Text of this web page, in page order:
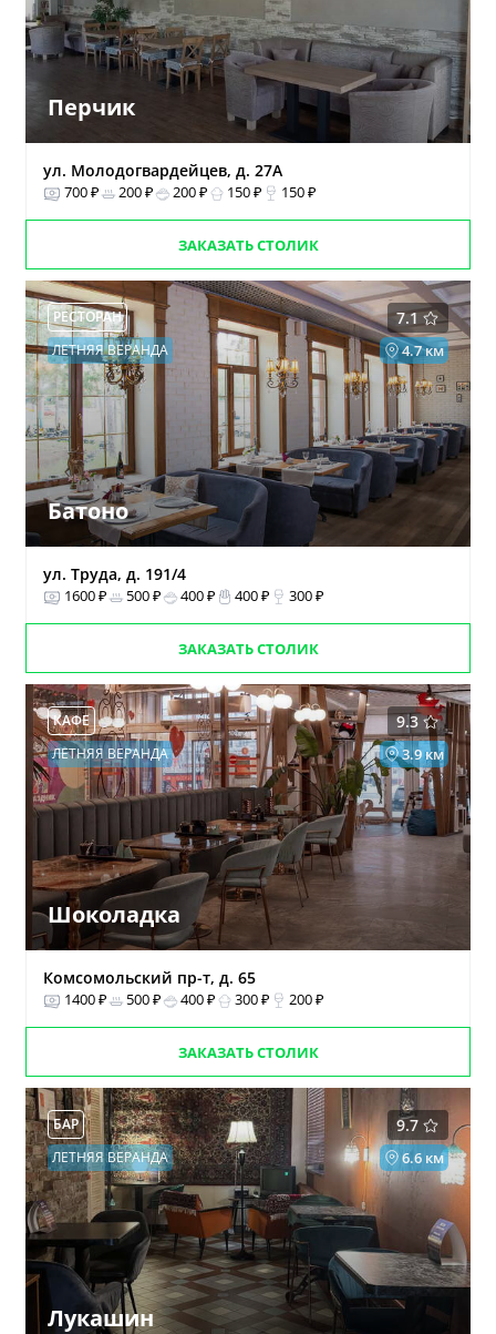
Перчик
ул. Молодогвардейцев, д. 27А
700 ₽ 200 ₽ 200 ₽ 150 ₽ 150 ₽
ЗАКАЗАТЬ СТОЛИК
7.1
РЕСТОРАН
4.7 км
ЛЕТНЯЯ ВЕРАНДА
Батоно
ул. Труда, д. 191/4
1600 ₽ 500 ₽ 400 ₽ 400 ₽ 300 ₽
ЗАКАЗАТЬ СТОЛИК
9.3
КАФЕ
3.9 км
ЛЕТНЯЯ ВЕРАНДА
Шоколадка
Комсомольский пр-т, д. 65
1400 ₽ 500 ₽ 400 ₽ 300 ₽ 200 ₽
ЗАКАЗАТЬ СТОЛИК
9.7
БАР
6.6 км
ЛЕТНЯЯ ВЕРАНДА
Лукашин